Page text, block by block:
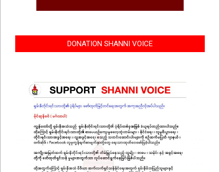
DONATION SHANNI VOICE